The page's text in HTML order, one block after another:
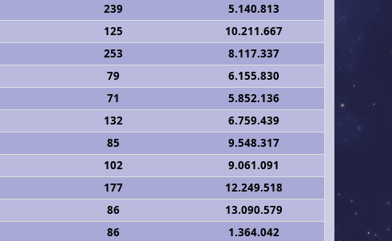
239
5.140.813
125
10.211.667
253
8.117.337
79
6.155.830
71
5.852.136
132
6.759.439
85
9.548.317
102
9.061.091
177
12.249.518
86
13.090.579
86
1.364.042